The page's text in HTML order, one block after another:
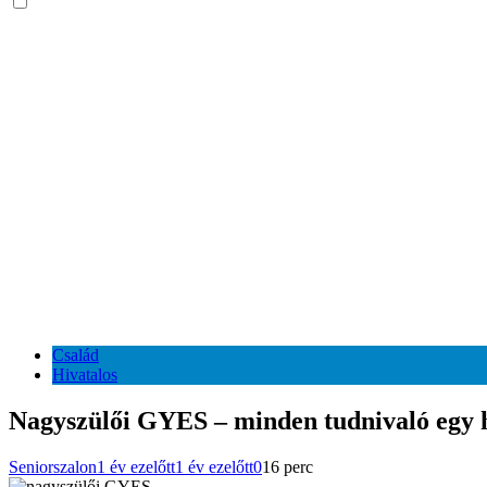
Család
Hivatalos
Nagyszülői GYES – minden tudnivaló egy
Seniorszalon1 év ezelőtt1 év ezelőtt016 perc